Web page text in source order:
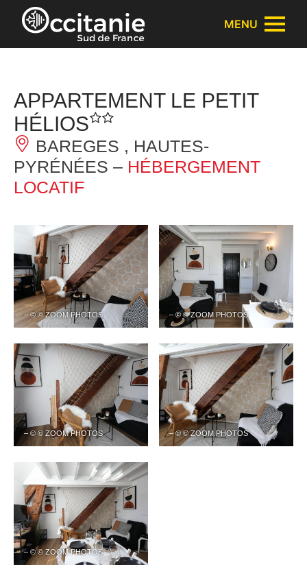
Panneau de gestion des cookies
MENU
APPARTEMENT LE PETIT
HÉLIOS
BAREGES , HAUTES-
PYRÉNÉES – HÉBERGEMENT
LOCATIF
– © © ZOOM PHOTOS – © © ZOOM PHOTOS
– © © ZOOM PHOTOS – © © ZOOM PHOTOS
– © © ZOOM PHOTOS